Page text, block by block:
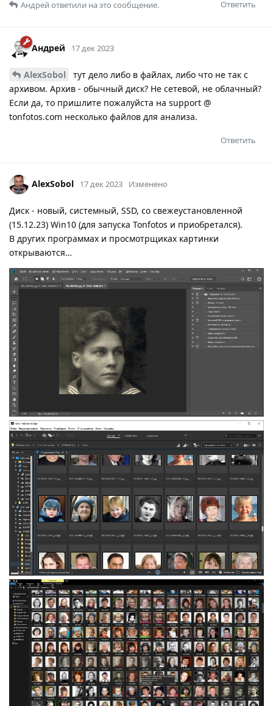
Ответить
Андрейответили на это сообщение.
Андрей 17 дек 2023
AlexSobol
тут дело либо в файлах, либо что не так с
архивом. Архив - обычный диск? Не сетевой, не облачный?
Если да, то пришлите пожалуйста на support @
tonfotos.com несколько файлов для анализа.
Ответить
AlexSobol 17 дек 2023 Изменено
Диск - новый, системный, SSD, со свежеустановленной
(15.12.23) Win10 (для запуска Tonfotos и приобретался).
В других программах и просмотрщиках картинки
открываются…